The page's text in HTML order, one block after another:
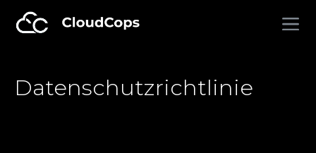
Datenschutzrichtlinie